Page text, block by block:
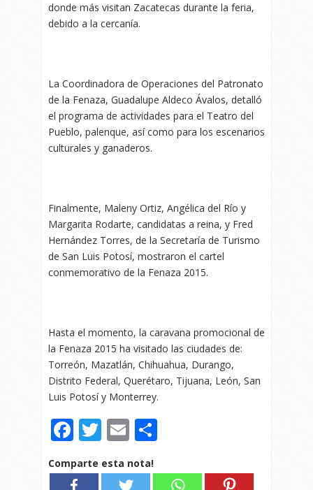
donde más visitan Zacatecas durante la feria,
debido a la cercanía.
La Coordinadora de Operaciones del Patronato
de la Fenaza, Guadalupe Aldeco Ávalos, detalló
el programa de actividades para el Teatro del
Pueblo, palenque, así como para los escenarios
culturales y ganaderos.
Finalmente, Maleny Ortiz, Angélica del Río y
Margarita Rodarte, candidatas a reina, y Fred
Hernández Torres, de la Secretaría de Turismo
de San Luis Potosí, mostraron el cartel
conmemorativo de la Fenaza 2015.
Hasta el momento, la caravana promocional de
la Fenaza 2015 ha visitado las ciudades de:
Torreón, Mazatlán, Chihuahua, Durango,
Distrito Federal, Querétaro, Tijuana, León, San
Luis Potosí y Monterrey.
Facebook
Twitter
Email
Comparte esta nota!